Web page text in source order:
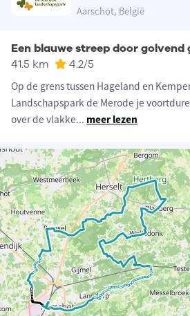
Aarschot, België
Een blauwe streep door golvend
41.5 km 4.2/5
Op de grens tussen Hageland en
Landschapspark de Merode je
over de vlakke... meer lezen